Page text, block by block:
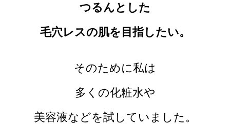
つるんとした
毛穴レスの肌を目指したい。
そのために私は
多くの化粧水や
美容液などを試していました。